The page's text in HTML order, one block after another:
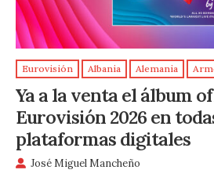
Eurovisión Albania Alemania
Ya a la venta el álbum
Eurovisión 2026 en
plataformas digitales
José Miguel Mancheño